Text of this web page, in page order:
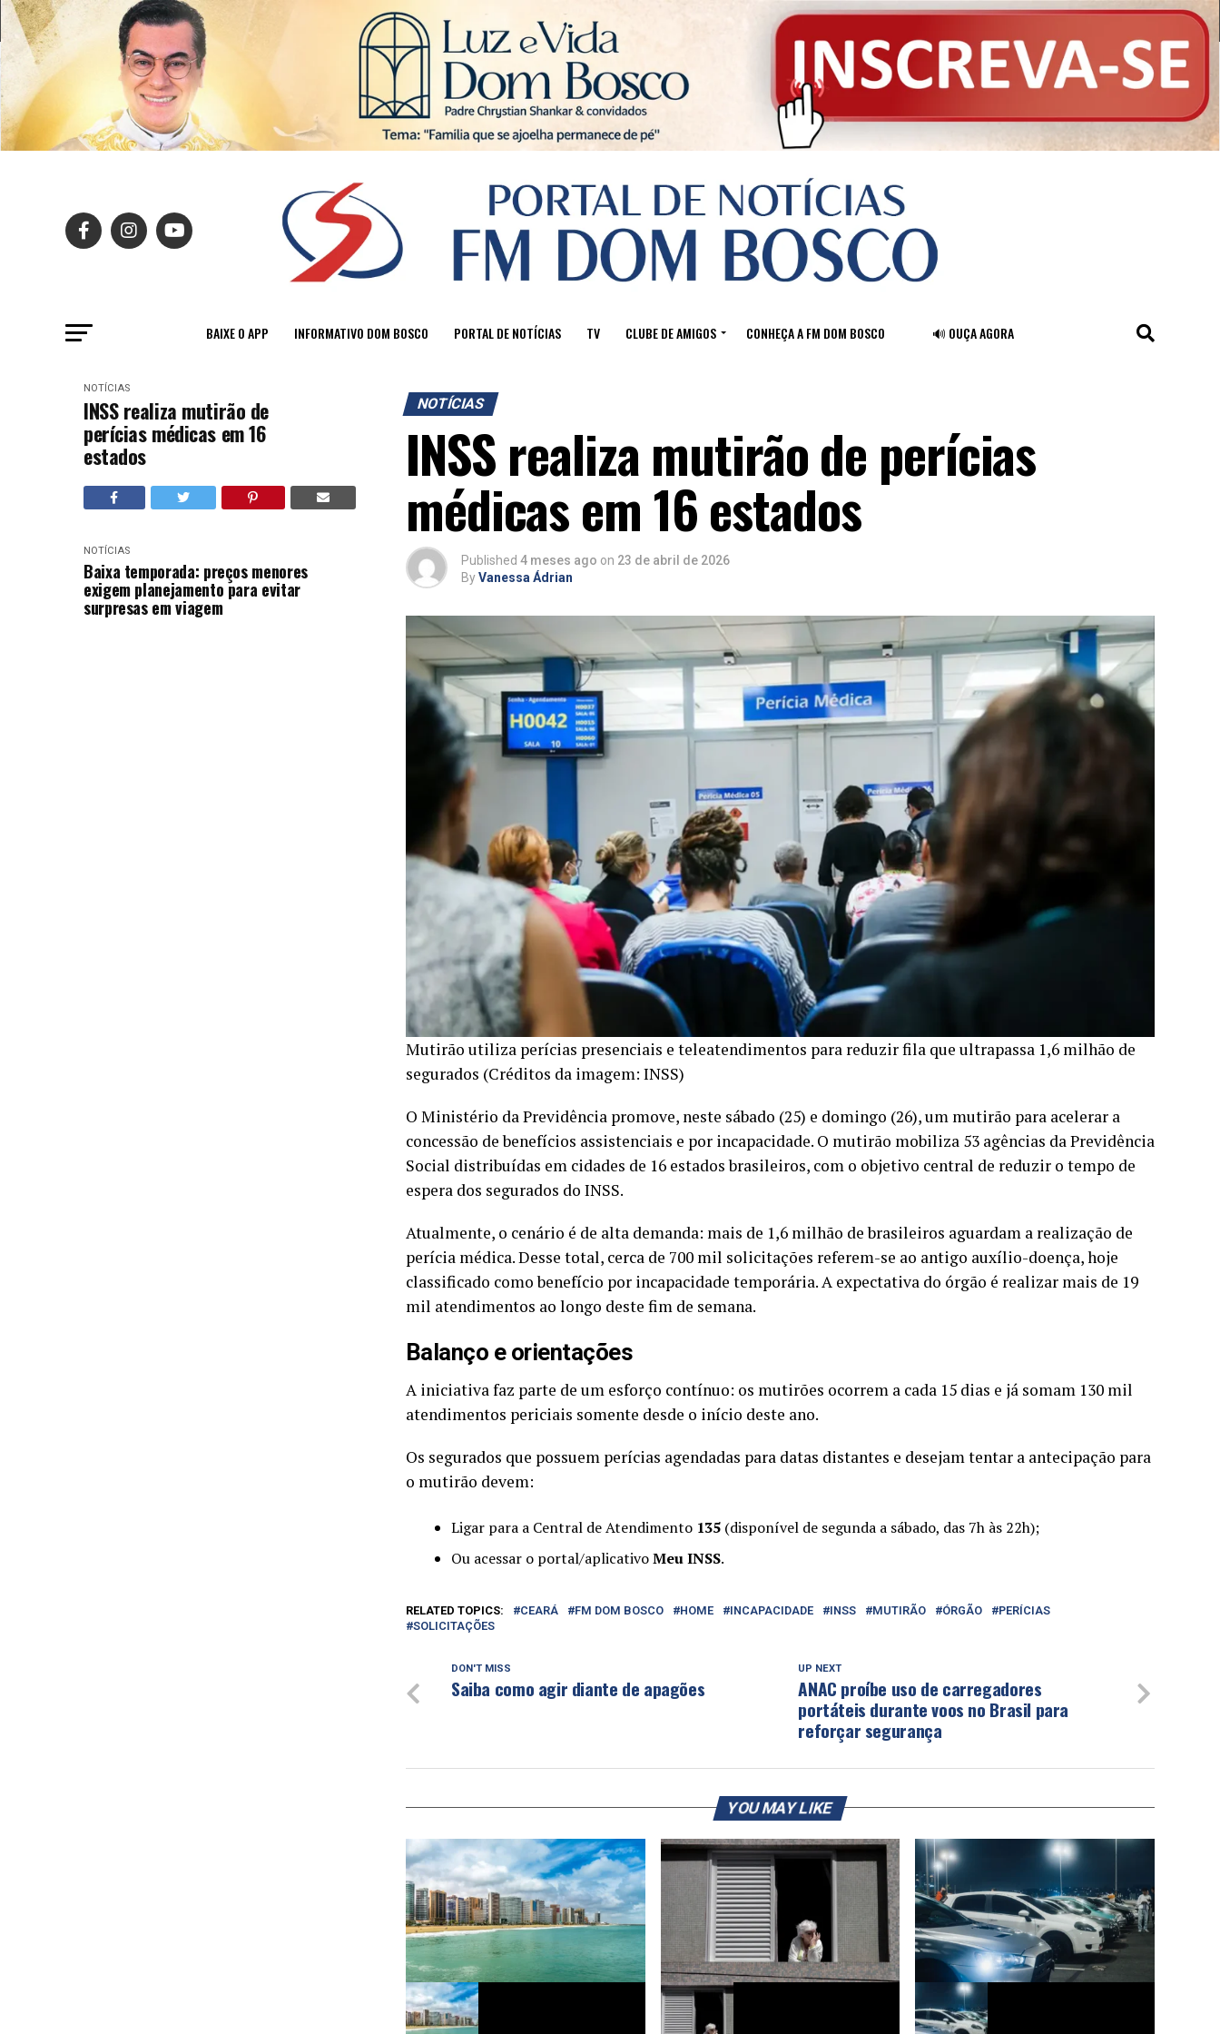
BAIXE O APP INFORMATIVO DOM BOSCO PORTAL DE NOTÍCIAS TV CLUBE DE AMIGOS CONHEÇA A FM DOM BOSCO 🔊 OUÇA AGORA
NOTÍCIAS
INSS realiza mutirão de
perícias médicas em 16
estados
NOTÍCIAS
Baixa temporada: preços menores
exigem planejamento para evitar
surpresas em viagem
NOTÍCIAS
INSS realiza mutirão de perícias
médicas em 16 estados
Published 4 meses ago on 23 de abril de 2026
ByVanessa Ádrian
Mutirão utiliza perícias presenciais e teleatendimentos para reduzir fila que ultrapassa 1,6 milhão de
segurados (Créditos da imagem: INSS)
O Ministério da Previdência promove, neste sábado (25) e domingo (26), um mutirão para acelerar a
concessão de benefícios assistenciais e por incapacidade. O mutirão mobiliza 53 agências da Previdência
Social distribuídas em cidades de 16 estados brasileiros, com o objetivo central de reduzir o tempo de
espera dos segurados do INSS.
Atualmente, o cenário é de alta demanda: mais de 1,6 milhão de brasileiros aguardam a realização de
perícia médica. Desse total, cerca de 700 mil solicitações referem-se ao antigo auxílio-doença, hoje
classificado como benefício por incapacidade temporária. A expectativa do órgão é realizar mais de 19
mil atendimentos ao longo deste fim de semana.
Balanço e orientações
A iniciativa faz parte de um esforço contínuo: os mutirões ocorrem a cada 15 dias e já somam 130 mil
atendimentos periciais somente desde o início deste ano.
Os segurados que possuem perícias agendadas para datas distantes e desejam tentar a antecipação para
o mutirão devem:
Ligar para a Central de Atendimento 135 (disponível de segunda a sábado, das 7h às 22h);
Ou acessar o portal/aplicativoMeu INSS.
RELATED TOPICS: CEARÁ FM DOM BOSCO HOME INCAPACIDADE INSS MUTIRÃO ÓRGÃO
PERÍCIAS
SOLICITAÇÕES
UP NEXT
ANAC proíbe uso de carregadores
portáteis durante voos no Brasil para
reforçar segurança
DON'T MISS
Saiba como agir diante de apagões
YOU MAY LIKE
Sair da versão mobile